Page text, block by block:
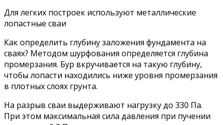
Для легких построек используют металлические
лопастные сваи
Как определить глубину заложения фундамента на
сваях? Методом шурфования определяется глубина
промерзания. Бур вкручивается на такую глубину,
чтобы лопасти находились ниже уровня промерзания
в плотных слоях грунта.
На разрыв сваи выдерживают нагрузку до 330 Па.
При этом максимальная сила давления при пучении